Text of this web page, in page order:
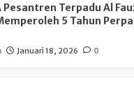
Pesantren Terpadu Al
5 Tahun
Januari 18, 2026 0